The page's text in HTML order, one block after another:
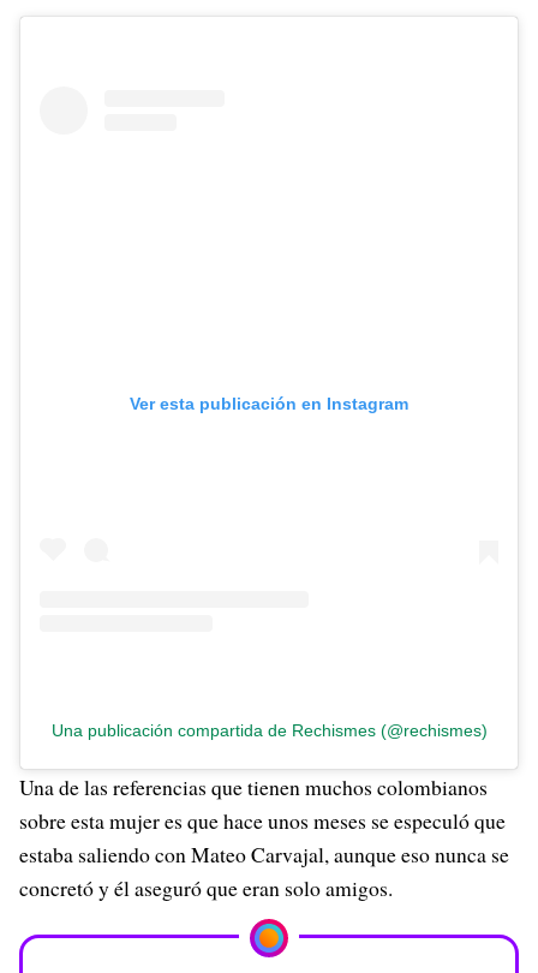
Ver esta publicación en Instagram
Una publicación compartida de Rechismes (@rechismes)
Una de las referencias que tienen muchos colombianos
sobre esta mujer es que hace unos meses se especuló que
estaba saliendo con Mateo Carvajal, aunque eso nunca se
concretó y él aseguró que eran solo amigos.